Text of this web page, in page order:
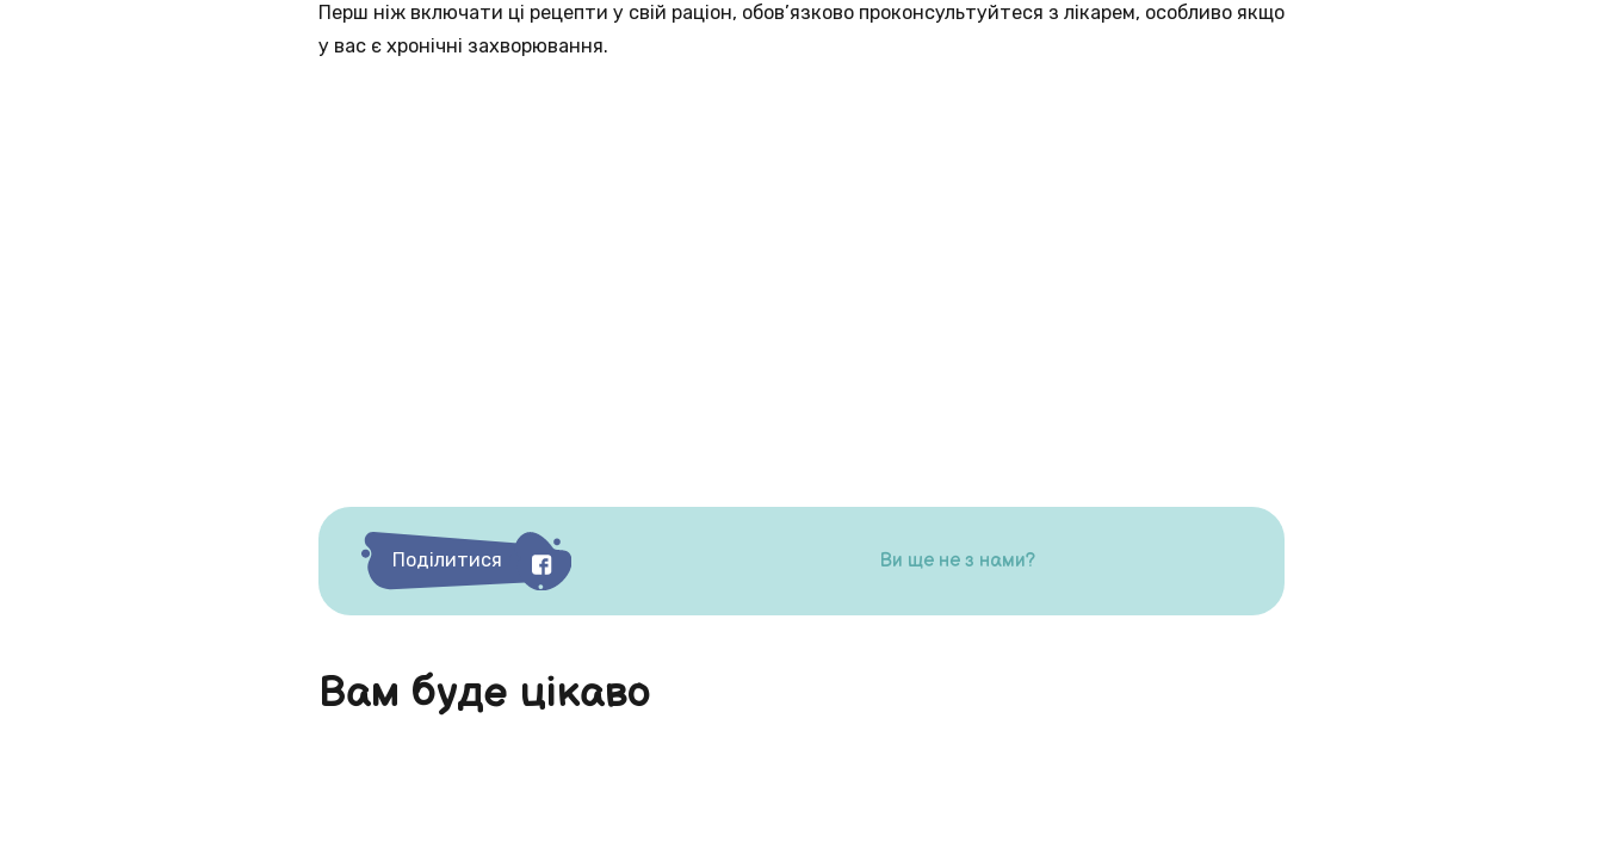
Перш ніж включати ці рецепти у свій раціон, обов’язково проконсультуйтеся з лікарем, особливо якщо
у вас є хронічні захворювання.
Поділитися Ви ще не з нами?
Вам буде цікаво